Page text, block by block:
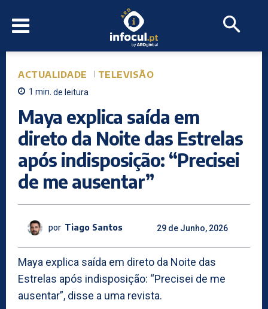
ACTUALIDADE TELEVISÃO
1 min. de leitura
Maya explica saída em
direto da Noite das Estrelas
após indisposição: “Precisei
de me ausentar”
por Tiago Santos 29 de Junho, 2026
Maya explica saída em direto da Noite das
Estrelas após indisposição: “Precisei de me
ausentar”, disse a uma revista.